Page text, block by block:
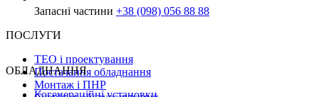
Запасні частини +38 (098) 056 88 88
ПОСЛУГИ
ТЕО і проектування
Постачання обладнання
Монтаж і ПНР
ОБЛАДНАННЯ
Когенераційні установки